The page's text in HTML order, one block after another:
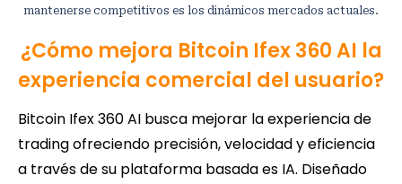
mantenerse competitivos es los dinámicos mercados actuales.
¿Cómo mejora Bitcoin Ifex 360 AI la
experiencia comercial del usuario?
Bitcoin Ifex 360 AI busca mejorar la experiencia de
trading ofreciendo precisión, velocidad y eficiencia
a través de su plataforma basada es IA. Diseñado